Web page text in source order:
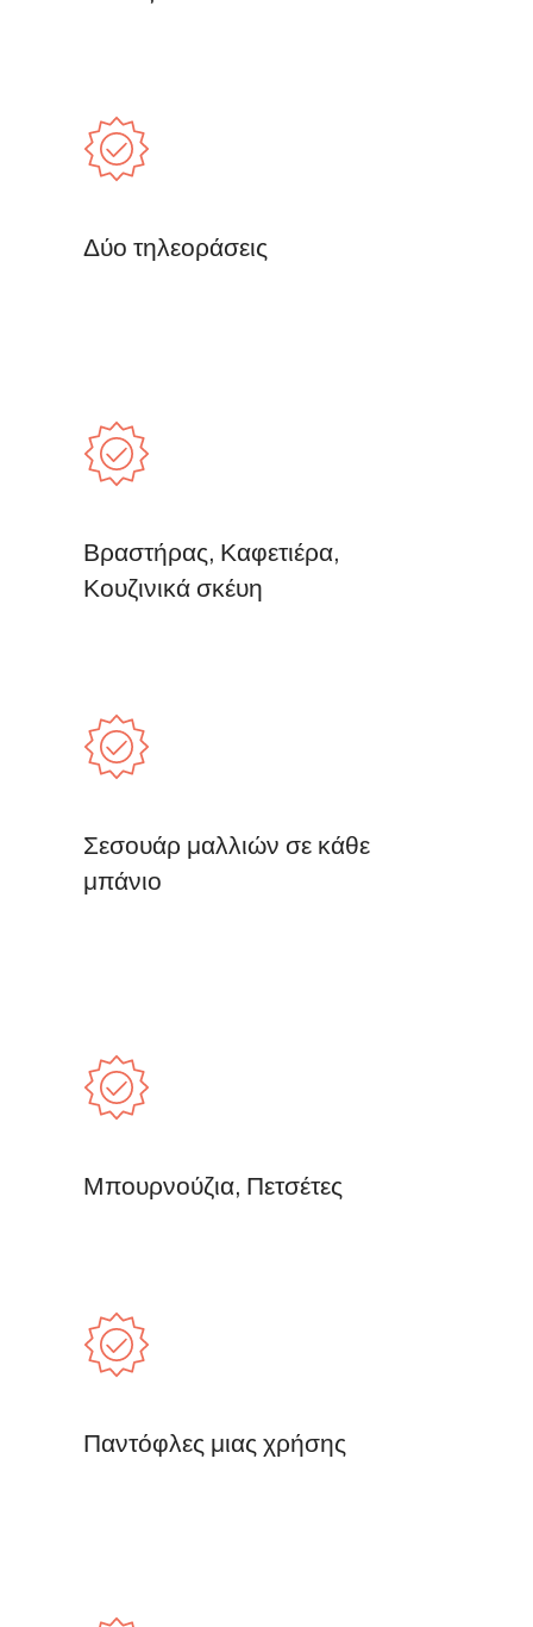
Δύο τηλεοράσεις
Βραστήρας, Καφετιέρα,
Κουζινικά σκέυη
Σεσουάρ μαλλιών σε κάθε
μπάνιο
Μπουρνούζια, Πετσέτες
Παντόφλες μιας χρήσης